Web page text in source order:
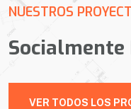
NUESTROS
Socialmente
VER TODOS LOS